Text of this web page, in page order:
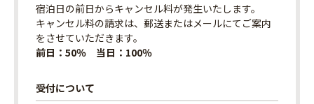
宿泊日の前日からキャンセル料が発生いたします。
キャンセル料の請求は、郵送またはメールにてご案内
をさせていただきます。
前日：50％ 当日：100％
受付について